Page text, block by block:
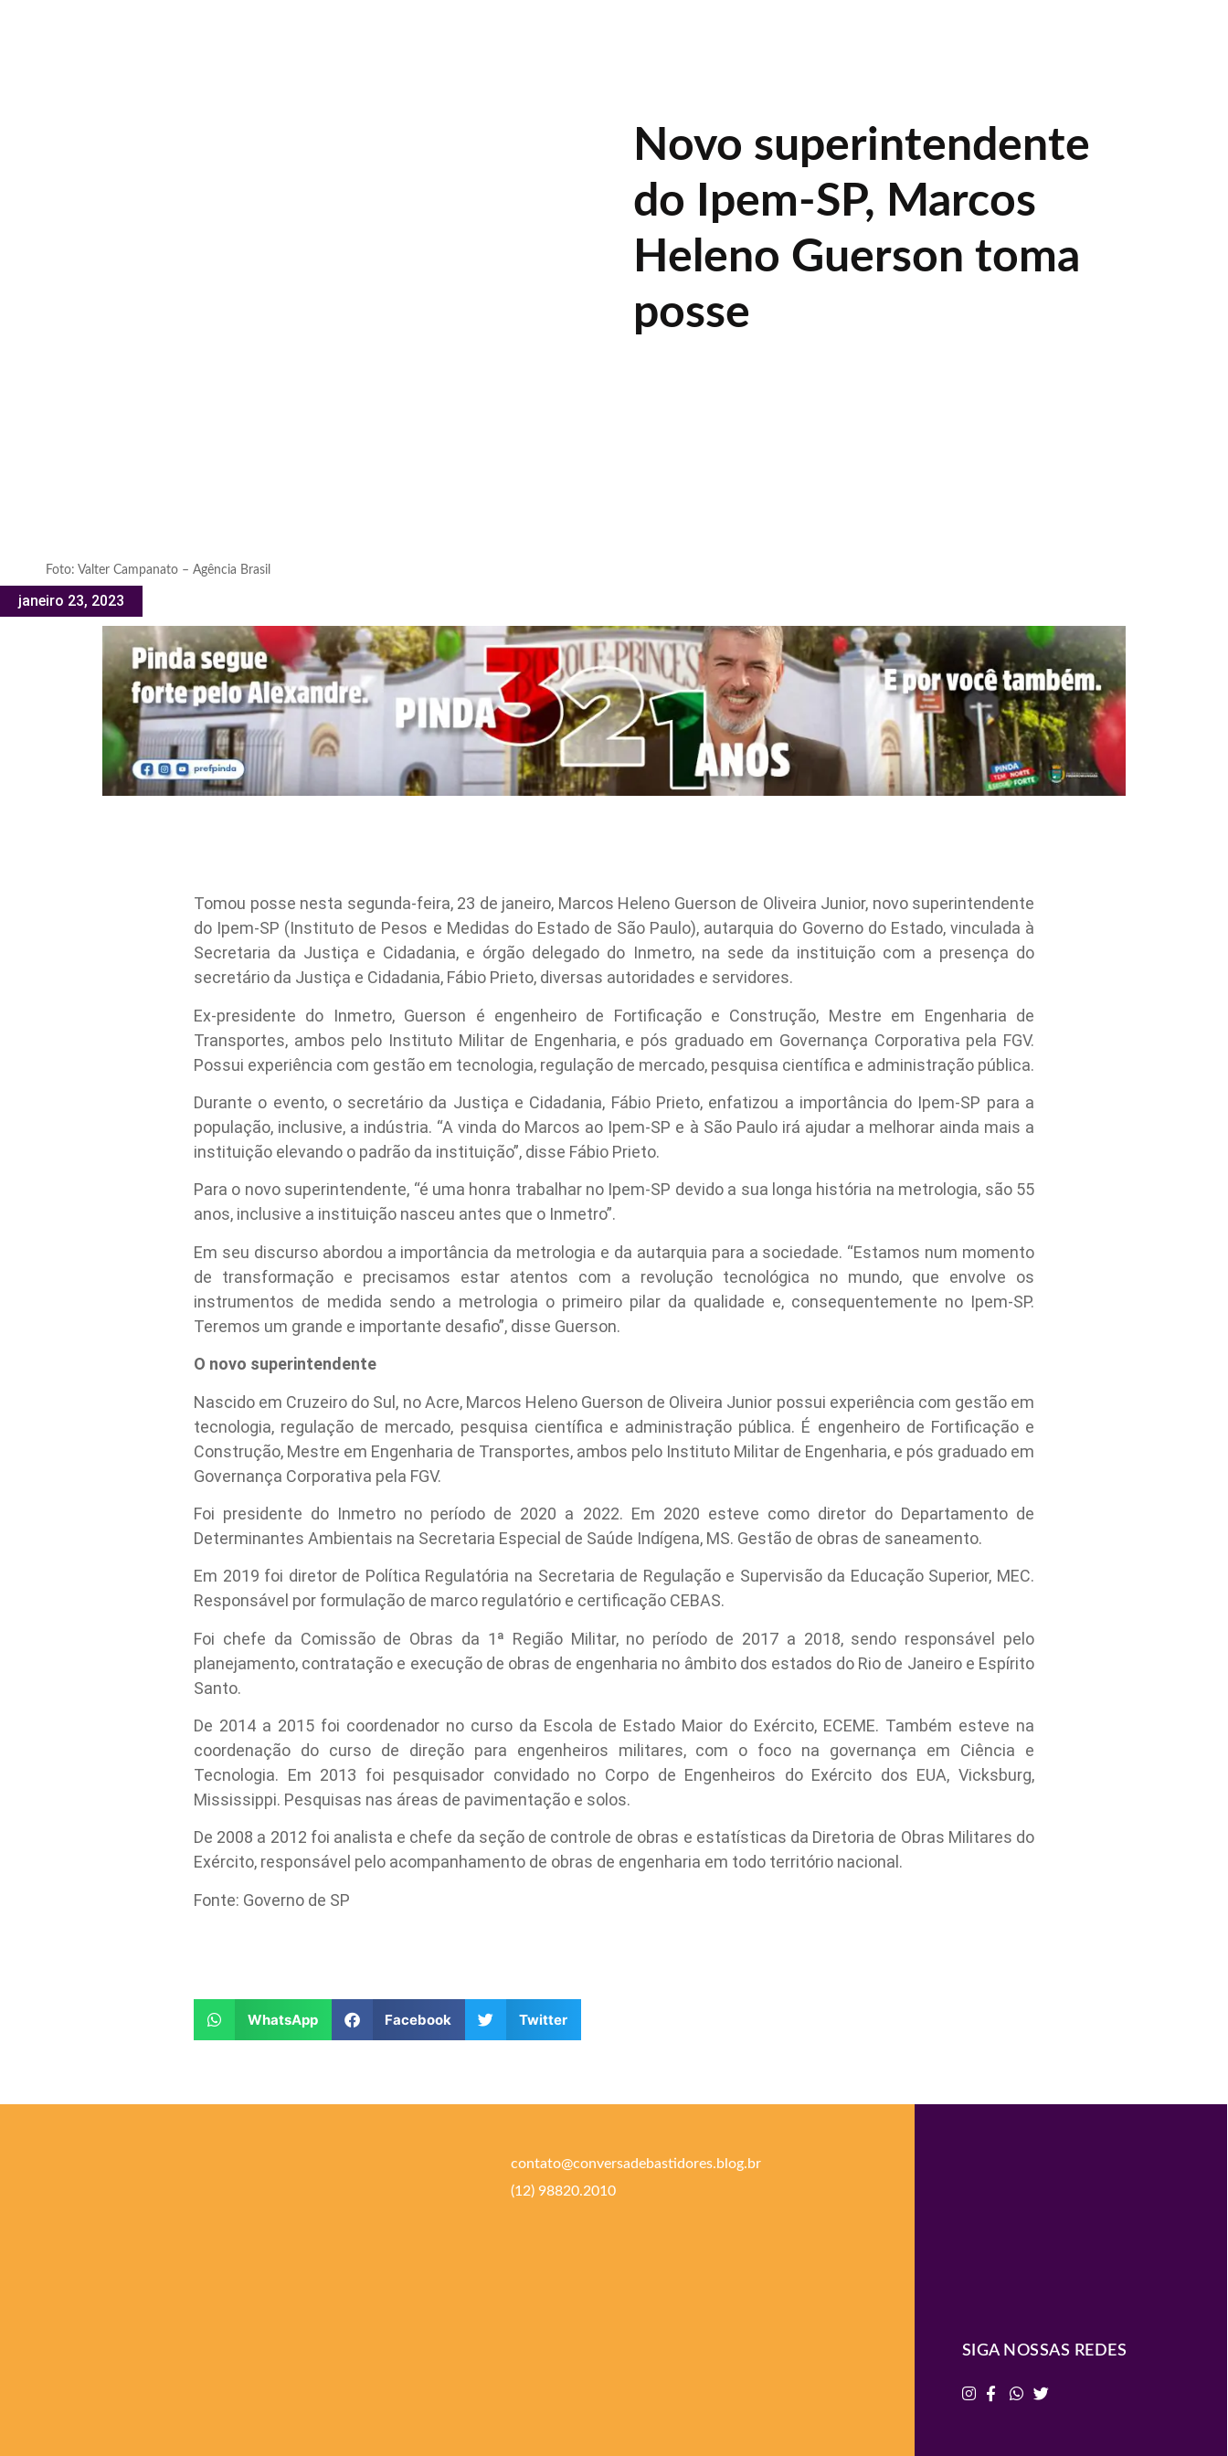
Foto: Valter Campanato – Agência Brasil
janeiro 23, 2023
Novo superintendente
do Ipem-SP, Marcos
Heleno Guerson toma
posse
Tomou posse nesta segunda-feira, 23 de janeiro, Marcos Heleno Guerson de Oliveira Junior, novo superintendente
do Ipem-SP (Instituto de Pesos e Medidas do Estado de São Paulo), autarquia do Governo do Estado, vinculada à
Secretaria da Justiça e Cidadania, e órgão delegado do Inmetro, na sede da instituição com a presença do
secretário da Justiça e Cidadania, Fábio Prieto, diversas autoridades e servidores.
Ex-presidente do Inmetro, Guerson é engenheiro de Fortificação e Construção, Mestre em Engenharia de
Transportes, ambos pelo Instituto Militar de Engenharia, e pós graduado em Governança Corporativa pela FGV.
Possui experiência com gestão em tecnologia, regulação de mercado, pesquisa científica e administração pública.
Durante o evento, o secretário da Justiça e Cidadania, Fábio Prieto, enfatizou a importância do Ipem-SP para a
população, inclusive, a indústria. “A vinda do Marcos ao Ipem-SP e à São Paulo irá ajudar a melhorar ainda mais a
instituição elevando o padrão da instituição”, disse Fábio Prieto.
Para o novo superintendente, “é uma honra trabalhar no Ipem-SP devido a sua longa história na metrologia, são 55
anos, inclusive a instituição nasceu antes que o Inmetro”.
Em seu discurso abordou a importância da metrologia e da autarquia para a sociedade. “Estamos num momento
de transformação e precisamos estar atentos com a revolução tecnológica no mundo, que envolve os
instrumentos de medida sendo a metrologia o primeiro pilar da qualidade e, consequentemente no Ipem-SP.
Teremos um grande e importante desafio”, disse Guerson.
O novo superintendente
Nascido em Cruzeiro do Sul, no Acre, Marcos Heleno Guerson de Oliveira Junior possui experiência com gestão em
tecnologia, regulação de mercado, pesquisa científica e administração pública. É engenheiro de Fortificação e
Construção, Mestre em Engenharia de Transportes, ambos pelo Instituto Militar de Engenharia, e pós graduado em
Governança Corporativa pela FGV.
Foi presidente do Inmetro no período de 2020 a 2022. Em 2020 esteve como diretor do Departamento de
Determinantes Ambientais na Secretaria Especial de Saúde Indígena, MS. Gestão de obras de saneamento.
Em 2019 foi diretor de Política Regulatória na Secretaria de Regulação e Supervisão da Educação Superior, MEC.
Responsável por formulação de marco regulatório e certificação CEBAS.
Foi chefe da Comissão de Obras da 1ª Região Militar, no período de 2017 a 2018, sendo responsável pelo
planejamento, contratação e execução de obras de engenharia no âmbito dos estados do Rio de Janeiro e Espírito
Santo.
De 2014 a 2015 foi coordenador no curso da Escola de Estado Maior do Exército, ECEME. Também esteve na
coordenação do curso de direção para engenheiros militares, com o foco na governança em Ciência e
Tecnologia. Em 2013 foi pesquisador convidado no Corpo de Engenheiros do Exército dos EUA, Vicksburg,
Mississippi. Pesquisas nas áreas de pavimentação e solos.
De 2008 a 2012 foi analista e chefe da seção de controle de obras e estatísticas da Diretoria de Obras Militares do
Exército, responsável pelo acompanhamento de obras de engenharia em todo território nacional.
Fonte: Governo de SP
WhatsApp Facebook Twitter
contato@conversadebastidores.blog.br
(12) 98820.2010
SIGA NOSSAS REDES